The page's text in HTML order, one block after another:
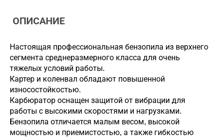
ОПИСАНИЕ
Настоящая профессиональная бензопила из верхнего
сегмента среднеразмерного класса для очень
тяжелых условий работы.
Картер и коленвал обладают повышенной
износостойкостью.
Карбюратор оснащен защитой от вибрации для
работы с высокими скоростями и нагрузками.
Бензопила отличается малым весом, высокой
мощностью и приемистостью, а также гибкостью